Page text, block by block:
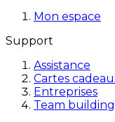
Mon espace
Support
Assistance
Cartes
Entreprises
Team building